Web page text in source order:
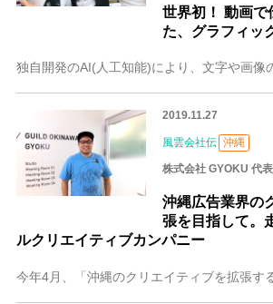
世界初！ 動画で
た、グラフィッ
2019.11.27
風雲会社伝 沖縄
株式会社 GYOKU 代
沖縄広告業界の
張を目指して。
ルクリエイティブカンパニー